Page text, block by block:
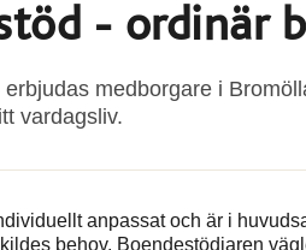
- ordinär
medborgare i
vardagsliv.
anpassat och är i
behov. Boendestödjaren